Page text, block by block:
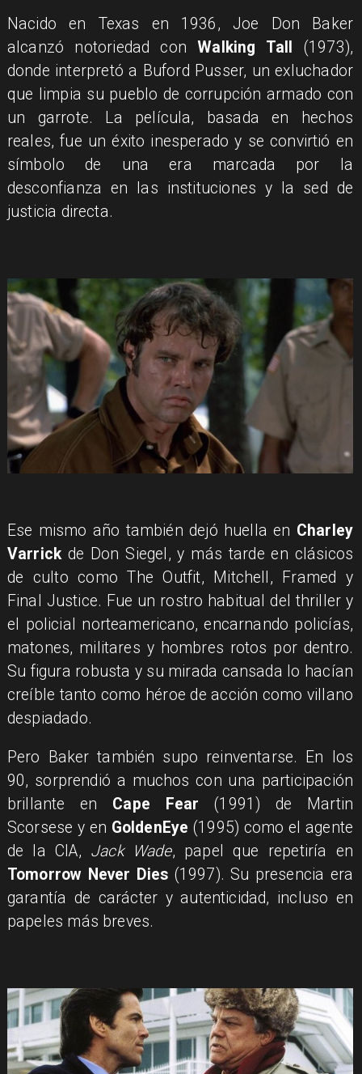
Nacido en Texas en 1936, Joe Don Baker
alcanzó notoriedad conWalking Tall (1973),
donde interpretó a Buford Pusser, un exluchador
que limpia su pueblo de corrupción armado con
un garrote. La película, basada en hechos
reales, fue un éxito inesperado y se convirtió en
símbolo de una era marcada por la
desconfianza en las instituciones y la sed de
justicia directa.
Ese mismo año también dejó huella en Charley
Varrickde Don Siegel, y más tarde en clásicos
de culto como The Outfit, Mitchell, Framed y
Final Justice. Fue un rostro habitual del thriller y
el policial norteamericano, encarnando policías,
matones, militares y hombres rotos por dentro.
Su figura robusta y su mirada cansada lo hacían
creíble tanto como héroe de acción como villano
despiadado.
Pero Baker también supo reinventarse. En los
90, sorprendió a muchos con una participación
brillante en Cape Fear (1991) de Martin
Scorsese y en GoldenEye (1995) como el agente
de la CIA, Jack Wade, papel que repetiría en
Tomorrow Never Dies (1997). Su presencia era
garantía de carácter y autenticidad, incluso en
papeles más breves.